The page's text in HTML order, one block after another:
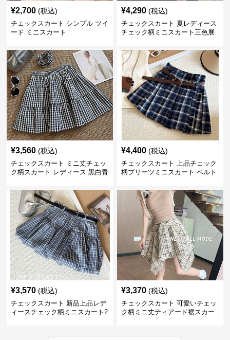
¥2,700 (税込)
チェックスカート シンプル ツイ
ード ミニスカート
¥4,290 (税込)
チェックスカート 夏レディース
チェック柄ミニスカート三色展
¥3,560 (税込)
チェックスカート ミニ丈チェッ
ク柄スカート レディース 黒白青
¥4,400 (税込)
チェックスカート 上品チェック
柄プリーツミニスカート ベルト
¥3,570 (税込)
チェックスカート 新品上品レデ
ィースチェック柄ミニスカート2
¥3,370 (税込)
チェックスカート 可愛いチェッ
ク柄ミニ丈ティアード裾スカー